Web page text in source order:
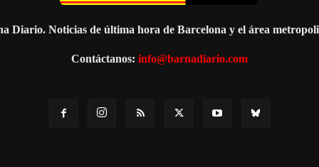
Diario. Noticias de última hora de Barcelona y el área
Contáctanos: info@barnadiario.com